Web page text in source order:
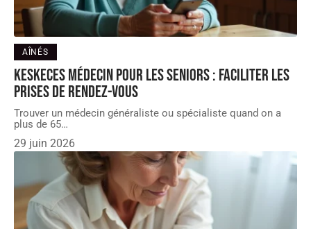
AÎNÉS
KesKeCes médecin pour les seniors : faciliter les
prises de rendez-vous
Trouver un médecin généraliste ou spécialiste quand on a
plus de 65…
29 juin 2026